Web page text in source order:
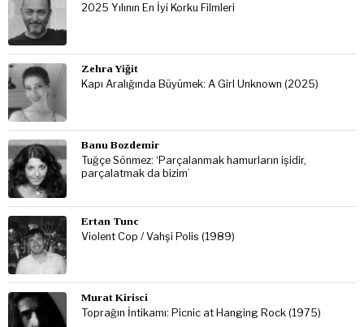
2025 Yılının En İyi Korku Filmleri
Zehra Yiğit
Kapı Aralığında Büyümek: A Girl Unknown (2025)
Banu Bozdemir
Tuğçe Sönmez: ‘Parçalanmak hamurların işidir,
parçalatmak da bizim’
Ertan Tunc
Violent Cop / Vahşi Polis (1989)
Murat Kirisci
Toprağın İntikamı: Picnic at Hanging Rock (1975)